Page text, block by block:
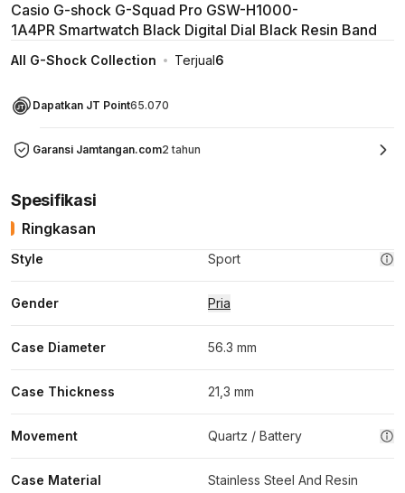
Casio G-shock G-Squad Pro GSW-H1000-
1A4PR Smartwatch Black Digital Dial Black Resin Band
All G-Shock Collection Terjual6
Dapatkan JT Point65.070
Garansi Jamtangan.com2 tahun
Spesifikasi
Ringkasan
Style Sport
Gender Pria
Case Diameter 56.3 mm
Case Thickness 21,3 mm
Movement Quartz / Battery
Case Material Stainless Steel And Resin